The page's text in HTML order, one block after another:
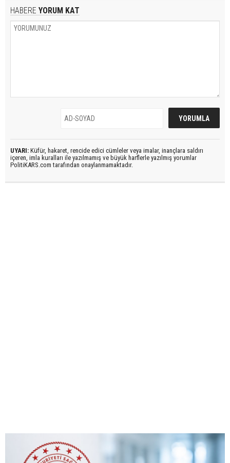
HABERE YORUM KAT
UYARI: Küfür, hakaret, rencide edici cümleler veya imalar, inançlara saldırı
içeren, imla kuralları ile yazılmamış ve büyük harflerle yazılmış yorumlar
PolitiKARS.com tarafından onaylanmamaktadır.